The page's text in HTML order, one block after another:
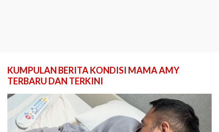
KUMPULAN BERITA KONDISI MAMA AMY
TERBARU DAN TERKINI